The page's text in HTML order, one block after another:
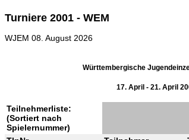
Turniere 2001 - WEM
WJEM 08. August 2026
Württembergische
17. April - 21. April
Teilnehmerliste:
(Sortiert nach
Spielernummer)